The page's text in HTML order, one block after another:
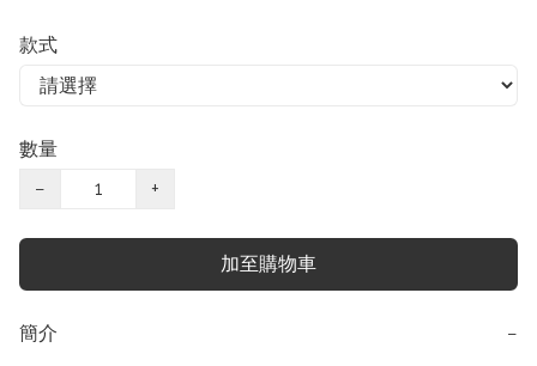
款式
數量
−
+
加至購物車
簡介 −